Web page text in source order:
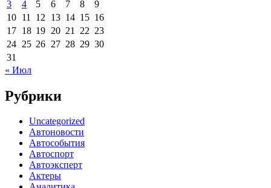
3 4 5 6 7 8
9
10 11 12 13 14 15 16
17 18 19 20 21 22 23
24 25 26 27 28 29 30
31
« Июл
Рубрики
Uncategorized
Автоновости
Автособытия
Автоспорт
Автоэксперт
Актеры